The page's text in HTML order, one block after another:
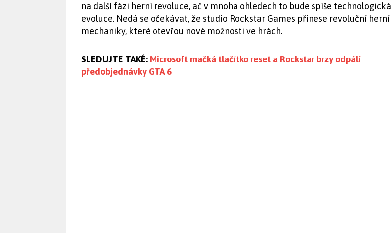
na další fázi herní revoluce, ač v mnoha ohledech to bude spíše technologická
evoluce. Nedá se očekávat, že studio Rockstar Games přinese revoluční herní
mechaniky, které otevřou nové možnosti ve hrách.
SLEDUJTE TAKÉ: Microsoft mačká tlačítko reset a Rockstar brzy odpálí
předobjednávky GTA 6